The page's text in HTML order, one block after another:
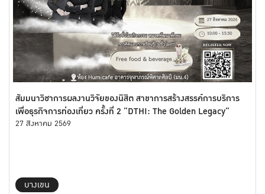
สัมมนาวิชาการผลงานวิจัยของนิสิต สาขาการสร้างสรรค์การบริการ
เพื่อธุรกิจการท่องเที่ยว ครั้งที่ 2 ”DTHI: The Golden Legacy”
27 สิงหาคม 2569
บางเขน